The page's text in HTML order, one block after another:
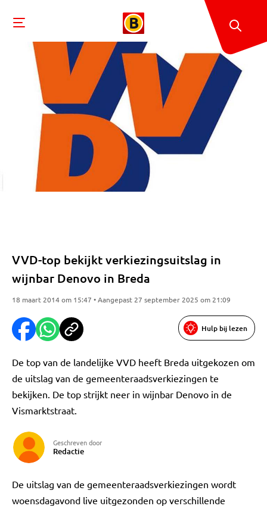
VVD-top bekijkt verkiezingsuitslag in
wijnbar Denovo in Breda
18 maart 2014 om 15:47 • Aangepast 27 september 2025 om 21:09
Hulp bij lezen
De top van de landelijke VVD heeft Breda uitgekozen om
de uitslag van de gemeenteraadsverkiezingen te
bekijken. De top strijkt neer in wijnbar Denovo in de
Vismarktstraat.
Geschreven door
Redactie
De uitslag van de gemeenteraadsverkiezingen wordt
woensdagavond live uitgezonden op verschillende